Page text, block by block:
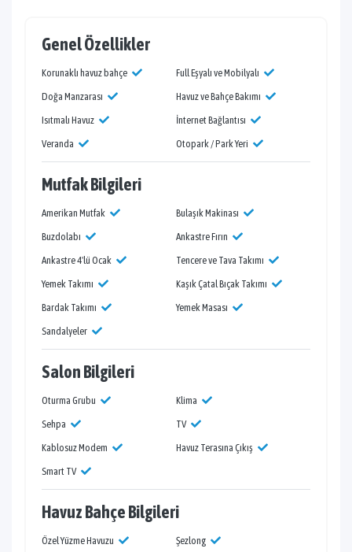
Genel Özellikler
Korunaklı havuz bahçe
Full Eşyalı ve Mobilyalı
Doğa Manzarası
Havuz ve Bahçe Bakımı
Isıtmalı Havuz
İnternet Bağlantısı
Veranda
Otopark / Park Yeri
Mutfak Bilgileri
Amerikan Mutfak
Bulaşık Makinası
Buzdolabı
Ankastre Fırın
Ankastre 4'lü Ocak
Tencere ve Tava Takımı
Yemek Takımı
Kaşık Çatal Bıçak Takımı
Bardak Takımı
Yemek Masası
Sandalyeler
Salon Bilgileri
Oturma Grubu
Klima
Sehpa
TV
Kablosuz Modem
Havuz Terasına Çıkış
Smart TV
Havuz Bahçe Bilgileri
Özel Yüzme Havuzu
Şezlong